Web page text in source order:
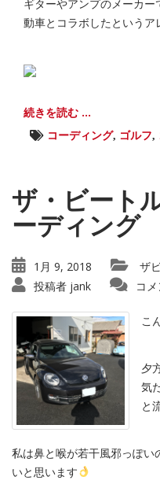
ギターやアンプのメーカ
動車とコラボしたというア
続きを読む ...
コーディング, ゴルフ,
ザ・ビート
ーディング
1月 9, 2018 ザ
投稿者 jank コ
こ
夕
気
と
私は鼻と喉が若干風邪っぽい
いと思います